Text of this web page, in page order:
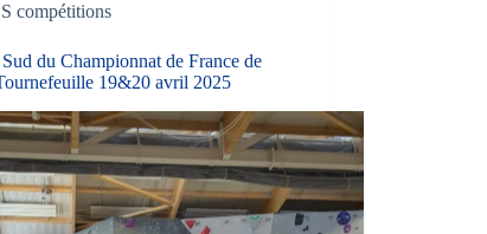
compétitions
du Championnat de France de
19&20 avril 2025